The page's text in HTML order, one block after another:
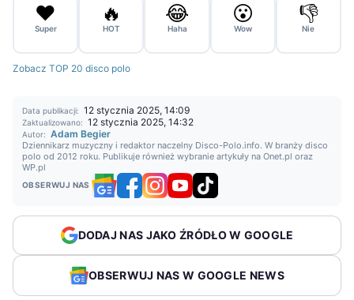
❤️
Super
🔥
HOT
😂
Haha
😮
Wow
👎
Nie
Zobacz TOP 20 disco polo
Data publikacji: 12 stycznia 2025, 14:09
Zaktualizowano: 12 stycznia 2025, 14:32
Autor: Adam Begier
Dziennikarz muzyczny i redaktor naczelny Disco-Polo.info. W branży disco
polo od 2012 roku. Publikuje również wybranie artykuły na Onet.pl oraz
WP.pl
OBSERWUJ NAS
DODAJ NAS JAKO ŹRÓDŁO W GOOGLE
OBSERWUJ NAS W GOOGLE NEWS